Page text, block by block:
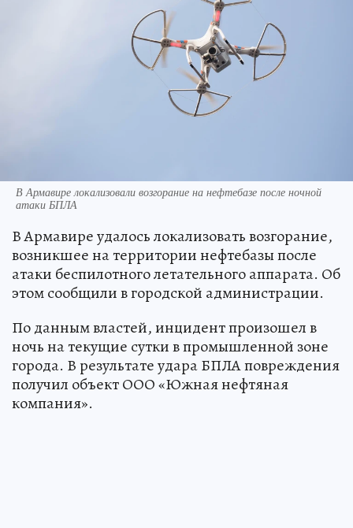
В Армавире локализовали возгорание на нефтебазе после ночной
атаки БПЛА
В Армавире удалось локализовать возгорание,
возникшее на территории нефтебазы после
атаки беспилотного летательного аппарата. Об
этом сообщили в городской администрации.
По данным властей, инцидент произошел в
ночь на текущие сутки в промышленной зоне
города. В результате удара БПЛА повреждения
получил объект ООО «Южная нефтяная
компания».